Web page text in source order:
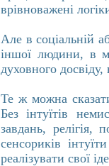
врівноважені
Але в соціальній
іншої людини, в
духовного
Те ж можна
Без інтуїтів
завдань,
сенсориків
реалізувати свої